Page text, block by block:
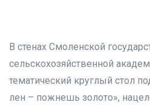
В стенах Смоленской
сельскохозяйственной
тематический круглый стол
лен – пожнешь золото»,